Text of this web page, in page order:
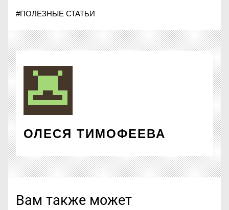
#ПОЛЕЗНЫЕ СТАТЬИ
ОЛЕСЯ ТИМОФЕЕВА
Вам также может